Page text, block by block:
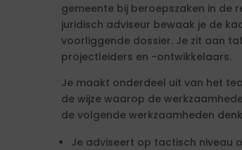
gemeente bij beroepszaken in de
juridisch adviseur bewaak je de
voorliggende dossier. Je zit aan
projectleiders en -ontwikkelaars.
Je maakt onderdeel uit van het
de wijze waarop de
de volgende werkzaamheden
Je adviseert op tactisch niveau